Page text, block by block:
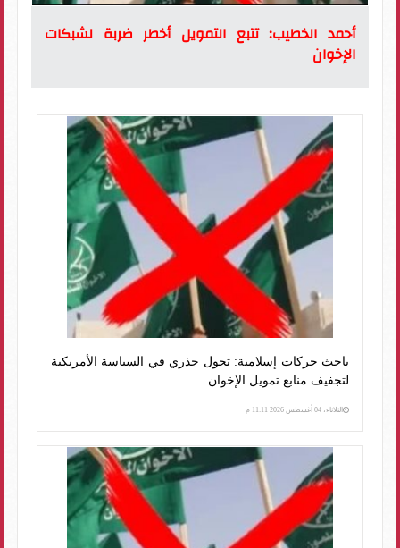
أحمد الخطيب: تتبع التمويل أخطر ضربة لشبكات
الإخوان
باحث حركات إسلامية: تحول جذري في السياسة الأمريكية
لتجفيف منابع تمويل الإخوان
الثلاثاء، 04 أغسطس 2026 11:11 م